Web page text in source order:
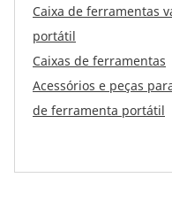
Caixa de ferramentas
portátil
Caixas de ferramentas
Acessórios e peças
de ferramenta portátil